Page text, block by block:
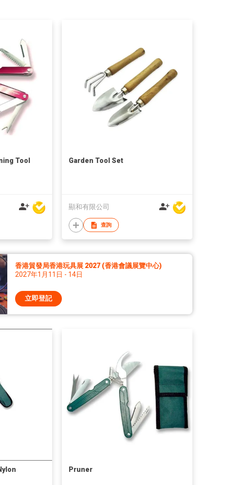
Tool Garden Tool Set
顯和有限公司
查詢
香港貿發局香港玩具展 2027 (香港會議展覽中心)
2027年1月11日 - 14日
立即登記
Pruner